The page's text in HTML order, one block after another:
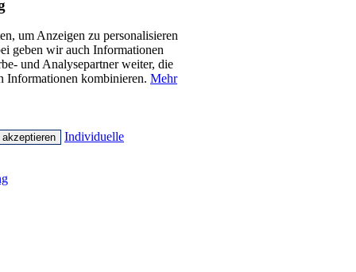
um Anzeigen zu personalisieren
geben wir auch Informationen
und Analysepartner weiter, die
Informationen kombinieren. Mehr
Individuelle